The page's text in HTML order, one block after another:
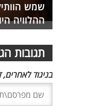
שמש
ההלוויה
תגובות
בניגוד